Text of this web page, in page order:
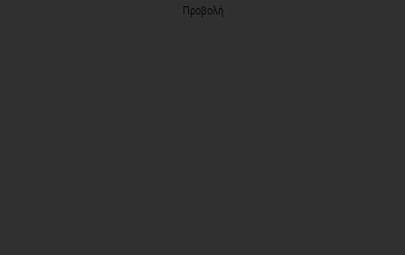
Προβολή